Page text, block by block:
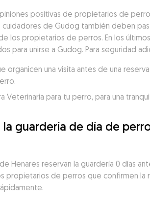
positivas de propietarios de
de Gudog también deben
los propietarios de perros. En los
para unirse a Gudog. Para seguridad
una visita antes de una
para tu perro, para una
guardería de día de
Henares reservan la guardería 0 días
propietarios de perros que confirmen